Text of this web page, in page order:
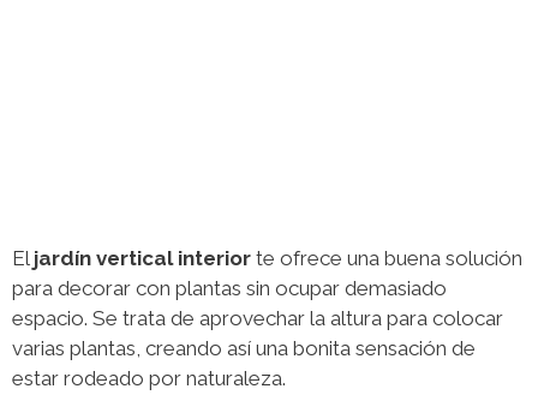
El jardín vertical interior te ofrece una buena solución
para decorar con plantas sin ocupar demasiado
espacio. Se trata de aprovechar la altura para colocar
varias plantas, creando así una bonita sensación de
estar rodeado por naturaleza.